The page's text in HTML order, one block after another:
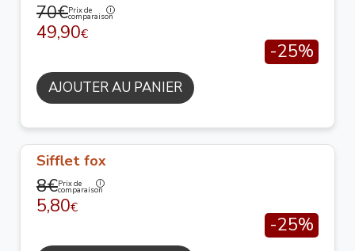
70€Prix de
comparaison
49,90€
-25%
AJOUTER AU PANIER
Sifflet fox
8€Prix de
comparaison
5,80€
-25%